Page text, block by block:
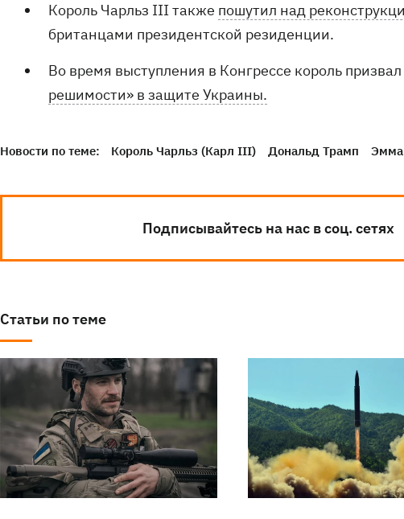
Король Чарльз III также пошутил над
британцами президентской резиденции.
Во время выступления в Конгрессе король
решимости» в защите Украины.
Новости по теме: Король Чарльз (Карл III) Дональд Трамп
Подписывайтесь на нас в соц. сетях
Статьи по теме